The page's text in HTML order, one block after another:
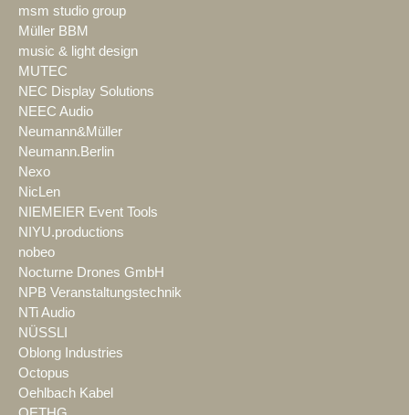
msm studio group
Müller BBM
music & light design
MUTEC
NEC Display Solutions
NEEC Audio
Neumann&Müller
Neumann.Berlin
Nexo
NicLen
NIEMEIER Event Tools
NIYU.productions
nobeo
Nocturne Drones GmbH
NPB Veranstaltungstechnik
NTi Audio
NÜSSLI
Oblong Industries
Octopus
Oehlbach Kabel